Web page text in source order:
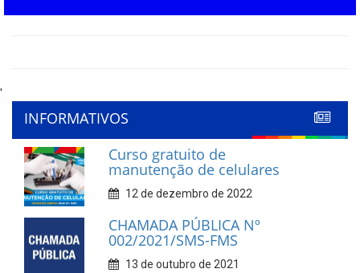
'
INFORMATIVOS
Curso gratuito de
manutenção de celulares
12 de dezembro de 2022
CHAMADA PÚBLICA Nº
002/2021/SMS-FMS
13 de outubro de 2021